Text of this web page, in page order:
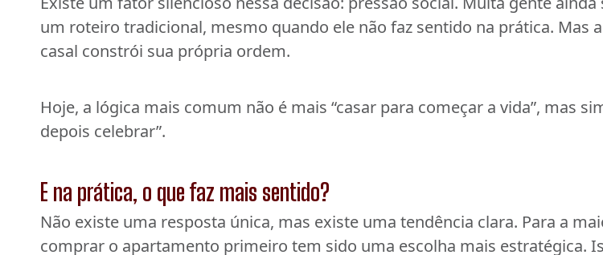
um roteiro tradicional, mesmo quando ele não faz sentido na prática. Mas
casal constrói sua própria ordem.
Hoje, a lógica mais comum não é mais “casar para começar a vida”, mas
depois celebrar”.
E na prática, o que faz mais sentido?
Não existe uma resposta única, mas existe uma tendência clara. Para a
comprar o apartamento primeiro tem sido uma escolha mais estratégica.